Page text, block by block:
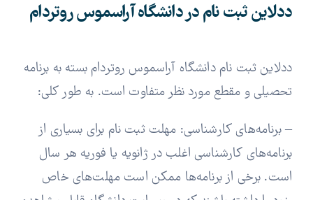
ددلاین ثبت نام در دانشگاه آراسموس روتردام
ددلاین ثبت نام دانشگاه آراسموس روتردام بسته به برنامه
تحصیلی و مقطع مورد نظر متفاوت است. به طور کلی:
– برنامه‌های کارشناسی: مهلت ثبت نام برای بسیاری از
برنامه‌های کارشناسی اغلب در ژانویه یا فوریه هر سال
است. برخی از برنامه‌ها ممکن است مهلت‌های خاص